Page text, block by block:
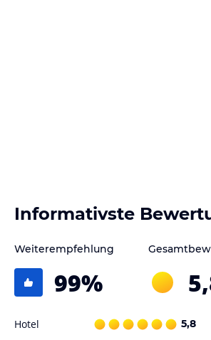
Informativste
Weiterempfehlung
99%
Hotel 5,8